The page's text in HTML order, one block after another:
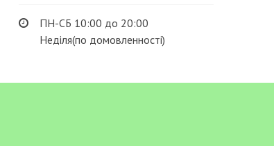
ПН-СБ 10:00 до 20:00
Неділя(по домовленності)